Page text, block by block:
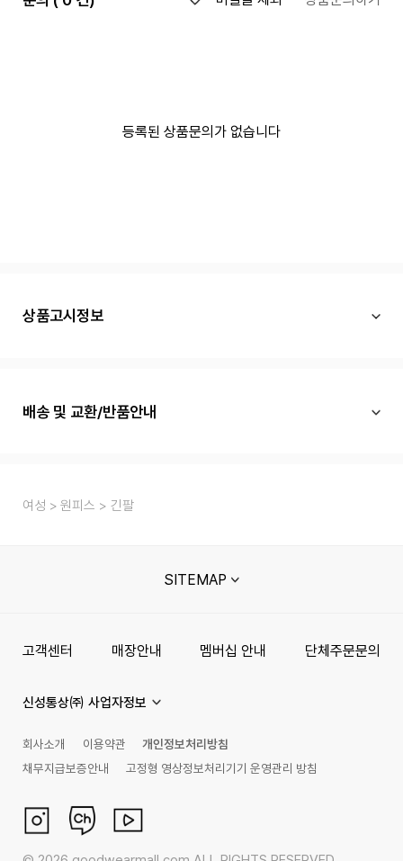
등록된 상품문의가 없습니다
상품고시정보
배송 및 교환/반품안내
여성 원피스 긴팔
SITEMAP
고객센터 매장안내 멤버십 안내 단체주문문의
신성통상㈜ 사업자정보
회사소개 이용약관
개인정보처리방침
채무지급보증안내
고정형 영상정보처리기기 운영관리 방침